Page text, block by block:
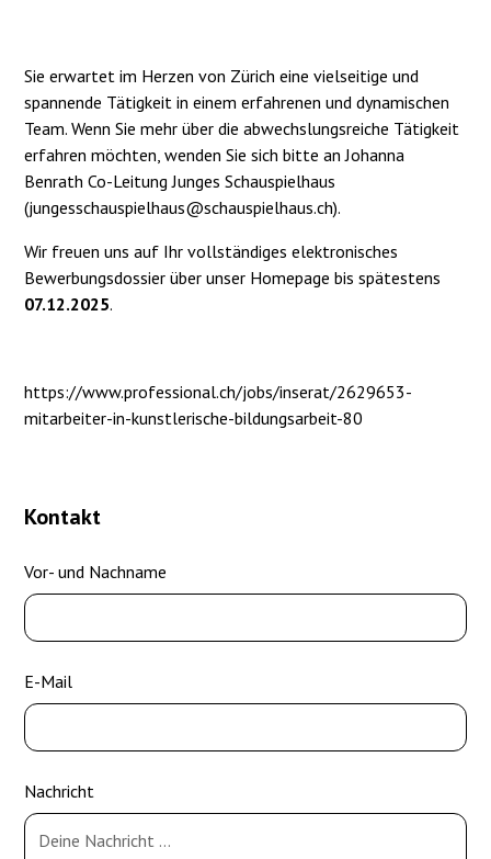
Sie erwartet im Herzen von Zürich eine vielseitige und
spannende Tätigkeit in einem erfahrenen und dynamischen
Team. Wenn Sie mehr über die abwechslungsreiche Tätigkeit
erfahren möchten, wenden Sie sich bitte an Johanna
Benrath Co-Leitung Junges Schauspielhaus
(jungesschauspielhaus@schauspielhaus.ch).
Wir freuen uns auf Ihr vollständiges elektronisches
Bewerbungsdossier über unser Homepage bis spätestens
07.12.2025.
https://www.professional.ch/jobs/inserat/2629653-
mitarbeiter-in-kunstlerische-bildungsarbeit-80
Kontakt
Vor- und Nachname
E-Mail
Nachricht